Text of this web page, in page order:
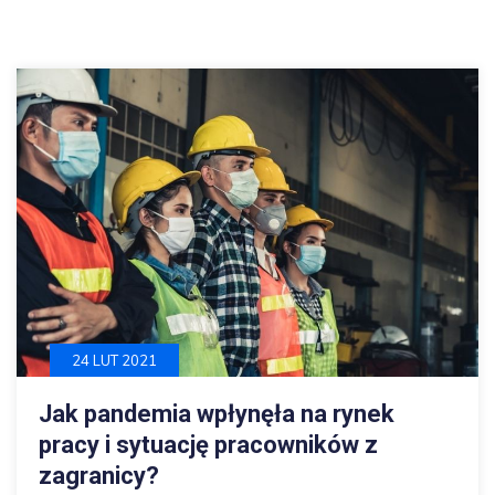
24 LUT 2021
Jak pandemia wpłynęła na rynek
pracy i sytuację pracowników z
zagranicy?